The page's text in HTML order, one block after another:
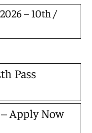
– 10th /
Pass
Apply Now